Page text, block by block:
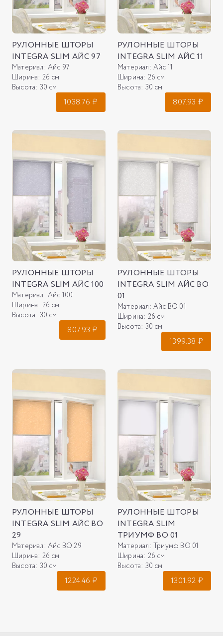
РУЛОННЫЕ ШТОРЫ
INTEGRA SLIM АЙС 97
Материал: Айс 97
Ширина: 26 см
Высота: 30 см
1038.76 ₽
РУЛОННЫЕ ШТОРЫ
INTEGRA SLIM АЙС 11
Материал: Айс 11
Ширина: 26 см
Высота: 30 см
807.93 ₽
РУЛОННЫЕ ШТОРЫ
INTEGRA SLIM АЙС 100
Материал: Айс 100
Ширина: 26 см
Высота: 30 см
807.93 ₽
РУЛОННЫЕ ШТОРЫ
INTEGRA SLIM АЙС ВО
01
Материал: Айс ВО 01
Ширина: 26 см
Высота: 30 см
1399.38 ₽
РУЛОННЫЕ ШТОРЫ
INTEGRA SLIM АЙС ВО
29
Материал: Айс ВО 29
Ширина: 26 см
Высота: 30 см
1224.46 ₽
РУЛОННЫЕ ШТОРЫ
INTEGRA SLIM
ТРИУМФ ВО 01
Материал: Триумф ВО 01
Ширина: 26 см
Высота: 30 см
1301.92 ₽